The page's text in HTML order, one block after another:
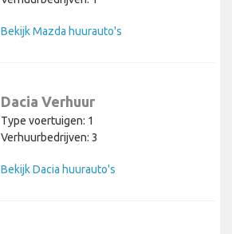
Bekijk Mazda huurauto's
Dacia Verhuur
Type voertuigen: 1
Verhuurbedrijven: 3
Bekijk Dacia huurauto's